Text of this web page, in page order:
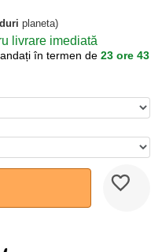
planeta)
livrare imediată
în termen de 23 ore 43